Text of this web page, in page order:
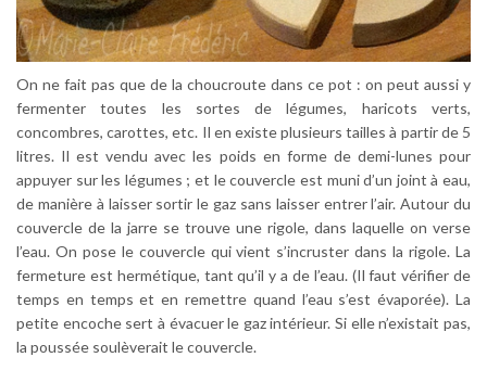
On ne fait pas que de la choucroute dans ce pot : on peut aussi y
fermenter toutes les sortes de légumes, haricots verts,
concombres, carottes, etc. Il en existe plusieurs tailles à partir de 5
litres. Il est vendu avec les poids en forme de demi-lunes pour
appuyer sur les légumes ; et le couvercle est muni d’un joint à eau,
de manière à laisser sortir le gaz sans laisser entrer l’air. Autour du
couvercle de la jarre se trouve une rigole, dans laquelle on verse
l’eau. On pose le couvercle qui vient s’incruster dans la rigole. La
fermeture est hermétique, tant qu’il y a de l’eau. (Il faut vérifier de
temps en temps et en remettre quand l’eau s’est évaporée). La
petite encoche sert à évacuer le gaz intérieur. Si elle n’existait pas,
la poussée soulèverait le couvercle.